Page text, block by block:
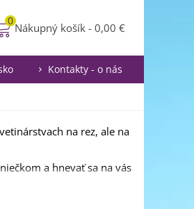
0
Nákupný košík - 0,00 €
Kontakty - o nás
na rez, ale na
a hnevať sa na vás